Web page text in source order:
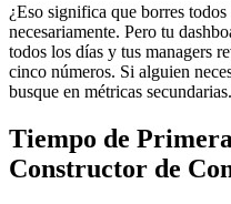
¿Eso significa que borres
necesariamente. Pero tu
todos los días y tus managers
cinco números. Si alguien
busque en métricas
Tiempo de
Constructor de